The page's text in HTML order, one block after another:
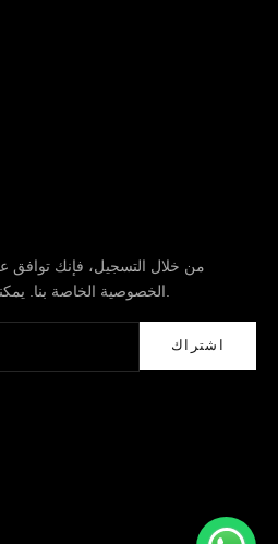
من خلال التسجيل، فإنك توافق
اشتراك